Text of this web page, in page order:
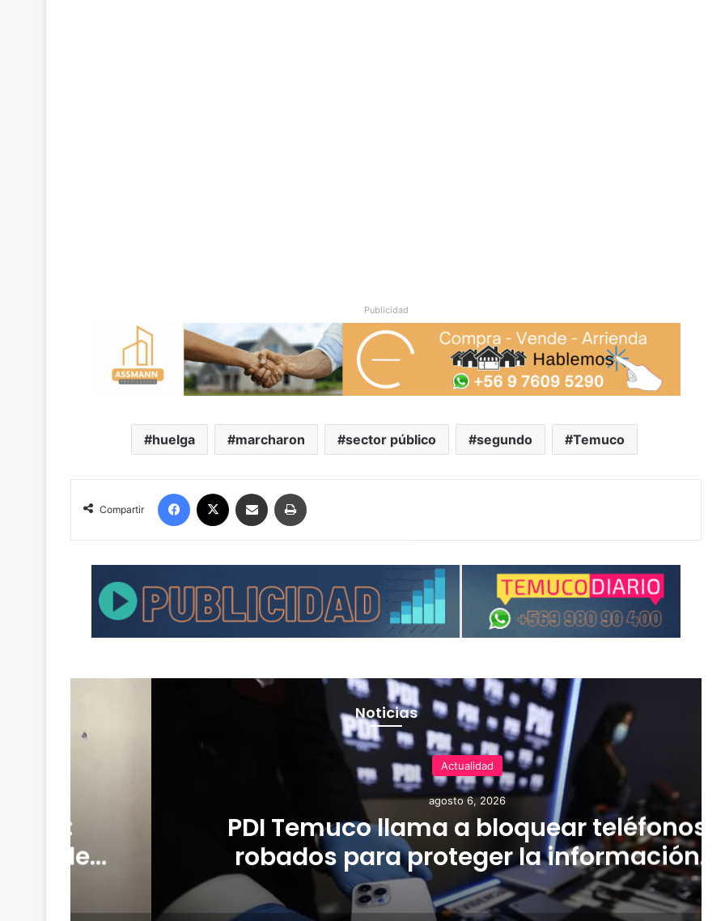
Publicidad
huelga marcharon sector público segundo Temuco
Compartir
Noticias
Actualidad
agosto 5, 2026
Gobierno mantiene despliegue regional y
refuerza la ayuda en las comunas
afectadas por el sistema frontal